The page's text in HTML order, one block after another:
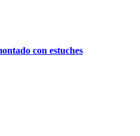
con estuches